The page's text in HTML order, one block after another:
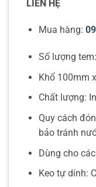
LIÊN HỆ
Mua hàng:
Số lượng
Khổ 100mm
Chất lượng:
Quy cách
bảo tránh
Dùng cho
Keo tự dính: